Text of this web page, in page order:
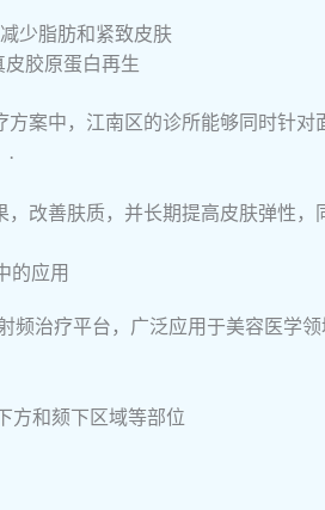
少脂肪和紧致皮肤
皮胶原蛋白再生
方案中，江南区的诊所能够同时针
.
改善肤质，并长期提高皮肤弹性，
的应用
频治疗平台，广泛应用于美容医学
方和颏下区域等部位